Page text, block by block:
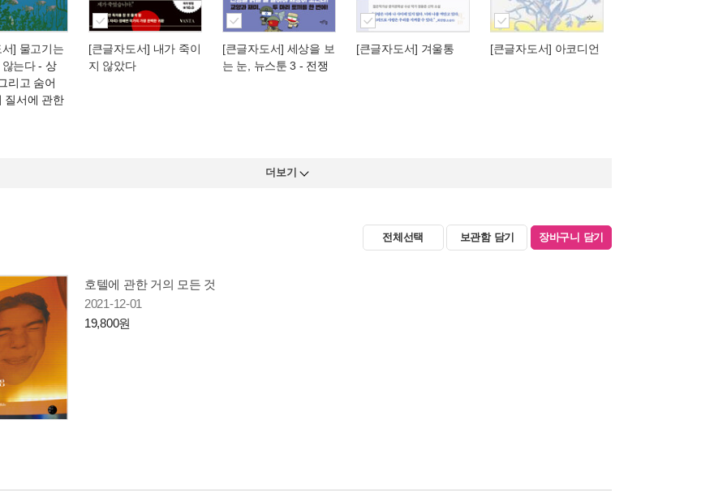
] 물고기는
는다- 상
리고 숨어
질서에 관한
[큰글자도서] 내가 죽이
지 않았다
[큰글자도서] 세상을 보
는 눈, 뉴스툰 3 - 전쟁
[큰글자도서] 겨울통 [큰글자도서] 아코디언
더보기
전체선택 보관함 담기 장바구니 담기
호텔에 관한 거의 모든 것
2021-12-01
19,800원